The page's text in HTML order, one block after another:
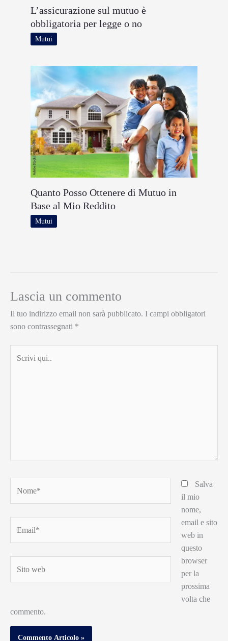
L’assicurazione sul mutuo è
obbligatoria per legge o no
Mutui
Quanto Posso Ottenere di Mutuo in
Base al Mio Reddito
Mutui
Lascia un commento
Il tuo indirizzo email non sarà pubblicato. I campi obbligatori
sono contrassegnati *
qui..
web
Salva
il mio
nome,
email e sito
web in
questo
browser
per la
prossima
volta che
commento.